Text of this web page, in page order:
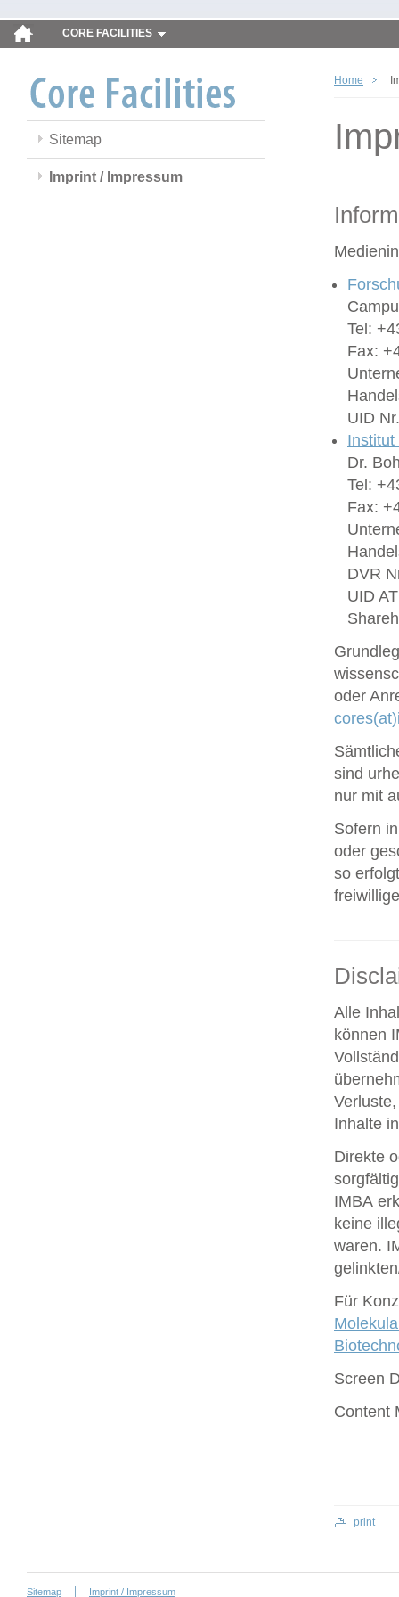
CORE FACILITIES
Sitemap
Imprint / Impressum
Home
Tel:
Fax:
UID
Dr.
Tel:
Fax:
DVR
UID
oder
sind
nur mit
Sofern
oder
so
Alle
können
Inhalte
Direkte
IMBA
keine
waren.
Für
Screen
Content
print
Sitemap Imprint / Impressum